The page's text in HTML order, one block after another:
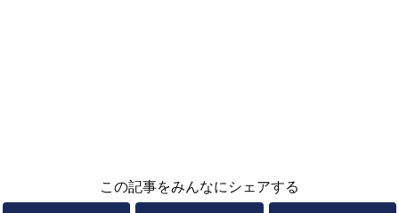
この記事をみんなにシェアする